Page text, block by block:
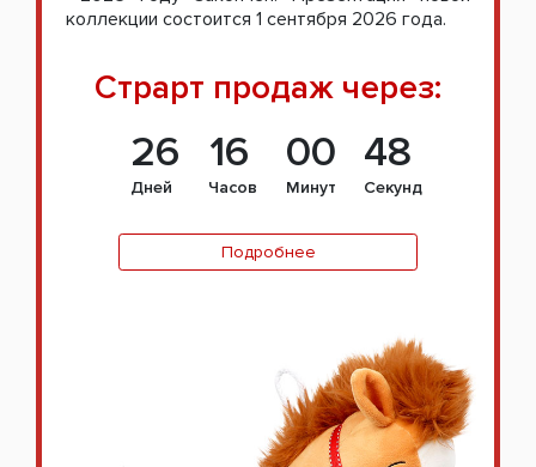
коллекции состоится 1 сентября 2026 года.
Страрт продаж через:
26
Дней
16
Часов
00
Минут
47
Секунд
Подробнее